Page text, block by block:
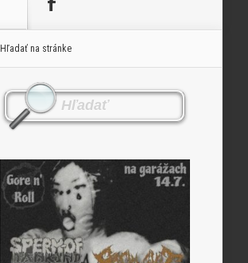
Hľadať na stránke